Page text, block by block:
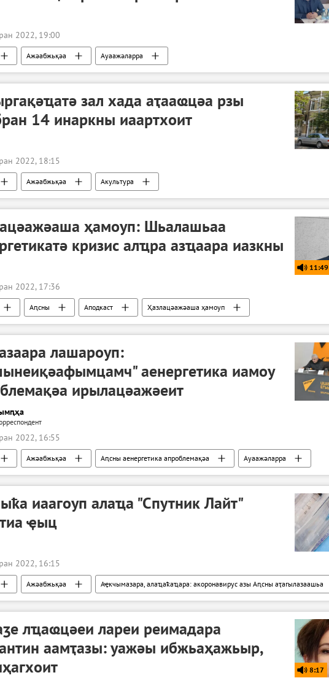
2022, 19:00
Ажәабжьқәа Ауаажәларра
зал хада аҭааҩцәа рзы
14 инаркны иаартхоит
2022, 18:15
Ажәабжьқәа Акультура
ҳамоуп: Шьалашьаа
кризис алҵра азҵаара иазкны
11:49
2022, 17:36
Аԥсны Аподкаст
Ҳазлацәажәаша ҳамоуп
апроблемақәа
лашароуп:
аенергетика иамоу
ирылацәажәеит
2022, 16:55
Ажәабжьқәа Аԥсны аенергетика апроблемақәа Ауаажәларра
иаагоуп алаҵа "Спутник Лайт"
ҿыц
2022, 16:15
Ажәабжьқәа Аҿкчымазара, алаҵаҟаҵара: акоронавирус азы Аԥсны аҭагылазаашьа
лҵаҩцәеи лареи реимадара
аамҭазы: уажәы ибжьаҳажьыр,
8:17